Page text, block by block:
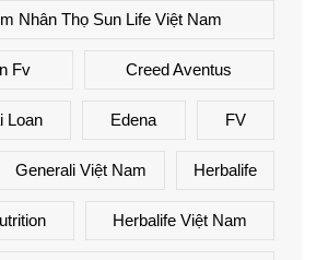
Nhân Thọ Sun Life Việt Nam
Fv Creed Aventus
Loan Edena FV
Generali Việt Nam Herbalife
Herbalife Việt Nam